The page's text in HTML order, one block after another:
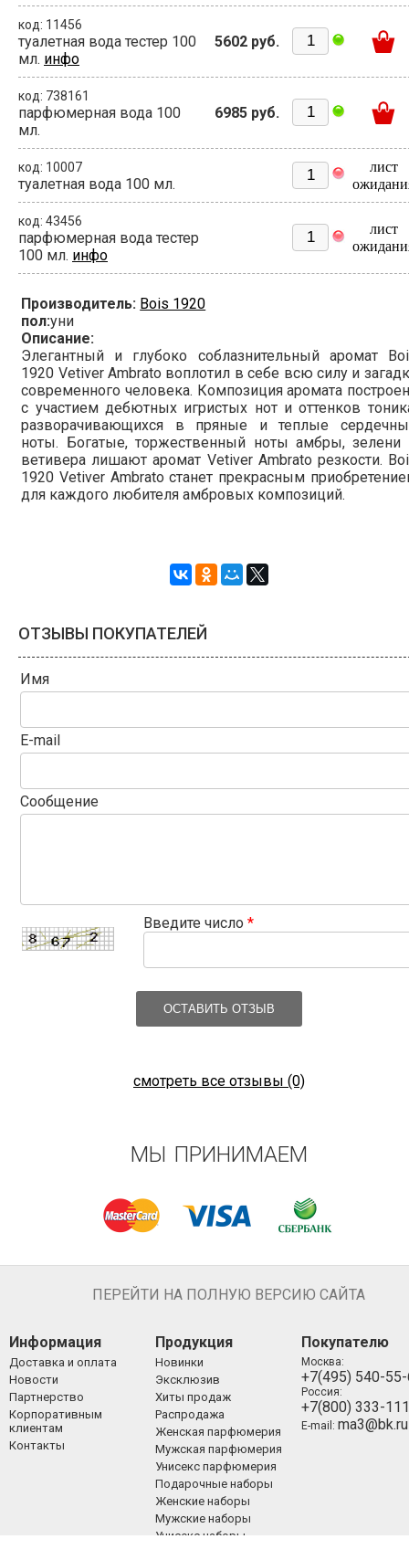
код: 11456
туалетная вода тестер 100
мл. инфо
5602 руб.
код: 738161
парфюмерная вода 100
мл.
6985 руб.
код: 10007
туалетная вода 100 мл.
лист
код: 43456
парфюмерная вода тестер
100 мл. инфо
лист
Производитель: Bois 1920
пол:уни
Описание:
Элегантный и глубоко соблазнительный аромат
1920 Vetiver Ambrato воплотил в себе всю силу и
современного человека. Композиция аромата
с участием дебютных игристых нот и оттенков
разворачивающихся в пряные и теплые
ноты. Богатые, торжественный ноты амбры, зелени
ветивера лишают аромат Vetiver Ambrato резкости.
1920 Vetiver Ambrato станет прекрасным
для каждого любителя амбровых композиций.
ОТЗЫВЫ ПОКУПАТЕЛЕЙ
Имя
E-mail
Сообщение
Введите число *
ОСТАВИТЬ ОТЗЫВ
смотреть все отзывы (0)
МЫ ПРИНИМАЕМ
ПЕРЕЙТИ НА ПОЛНУЮ ВЕРСИЮ САЙТА
Информация
Доставка и оплата
Новости
Партнерство
Корпоративным
клиентам
Контакты
Продукция
Новинки
Эксклюзив
Хиты продаж
Распродажа
Женская парфюмерия
Мужская парфюмерия
Унисекс парфюмерия
Подарочные наборы
Женские наборы
Мужские наборы
Унисекс наборы
Покупателю
Москва:
+7(495) 540-
Россия:
+7(800) 333-
E-mail: ma3@bk.ru